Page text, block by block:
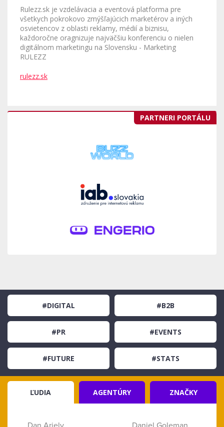
Rulezz.sk je vzdelávacia a eventová platforma pre
všetkych pokrokovo zmýšľajúcich marketérov a iných
osvietencov z oblasti reklamy, médií a biznisu,
každoročne oragnizuje najväčšiu konferenciu o nielen
digitálnom marketingu na Slovensku - Marketing
RULEZZ
rulezz.sk
PARTNERI PORTÁLU
#DIGITAL #B2B
#PR #EVENTS
#FUTURE #STATS
ĽUDIA AGENTÚRY ZNAČKY